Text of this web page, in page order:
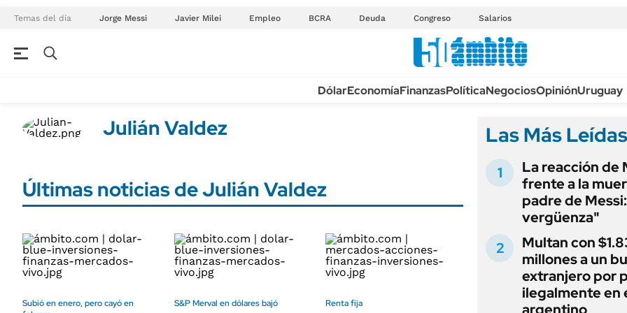
Temas del día Jorge Messi Javier Milei Empleo BCRA Deuda Congreso Salarios
Banco de Datos
FINANZAS
Dólar
ÁMBITO DEBATE
MEDIAKIT AMBITO DEBATE
Real Estate
ENERGY REPORT
Nacional
Municipios
TECNOLOGÍA
DEPORTES
LIFESTYLE
EDICTOS
LICITACIONES
CUADROS
RECALL
ANUARIO 2025
EDICIÓN IMPRESA
DólarEconomíaFinanzasPolíticaNegociosOpiniónUruguay
Julián Valdez
Últimas noticias de Julián Valdez
Subió en enero, pero cayó en
S&P Merval en dólares bajó Renta fija
Las Más Leídas
La reacción de
frente a la
padre de
vergüenza"
Multan con
millones a un
extranjero por
ilegalmente en